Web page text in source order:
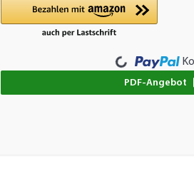
Loading...
PDF-Angebot